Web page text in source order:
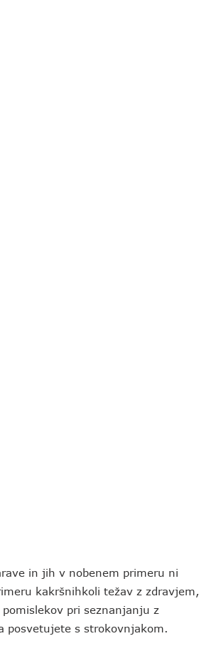
in jih v nobenem primeru ni
kakršnihkoli težav z zdravjem,
pri seznanjanju z
posvetujete s strokovnjakom.